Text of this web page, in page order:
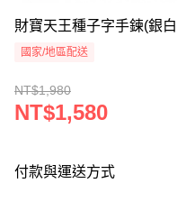
財寶天王種子字手鍊(銀
國家/地區配送
NT$1,980
NT$1,580
付款與運送方式